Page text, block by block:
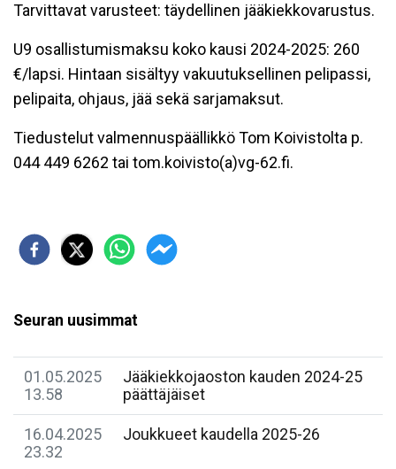
Tarvittavat varusteet: täydellinen jääkiekkovarustus.
U9 osallistumismaksu koko kausi 2024-2025: 260
€/lapsi. Hintaan sisältyy vakuutuksellinen pelipassi,
pelipaita, ohjaus, jää sekä sarjamaksut.
Tiedustelut valmennuspäällikkö Tom Koivistolta p.
044 449 6262 tai tom.koivisto(a)vg-62.fi.
Seuran uusimmat
01.05.2025
13.58
Jääkiekkojaoston kauden 2024-25
päättäjäiset
16.04.2025
23.32
Joukkueet kaudella 2025-26